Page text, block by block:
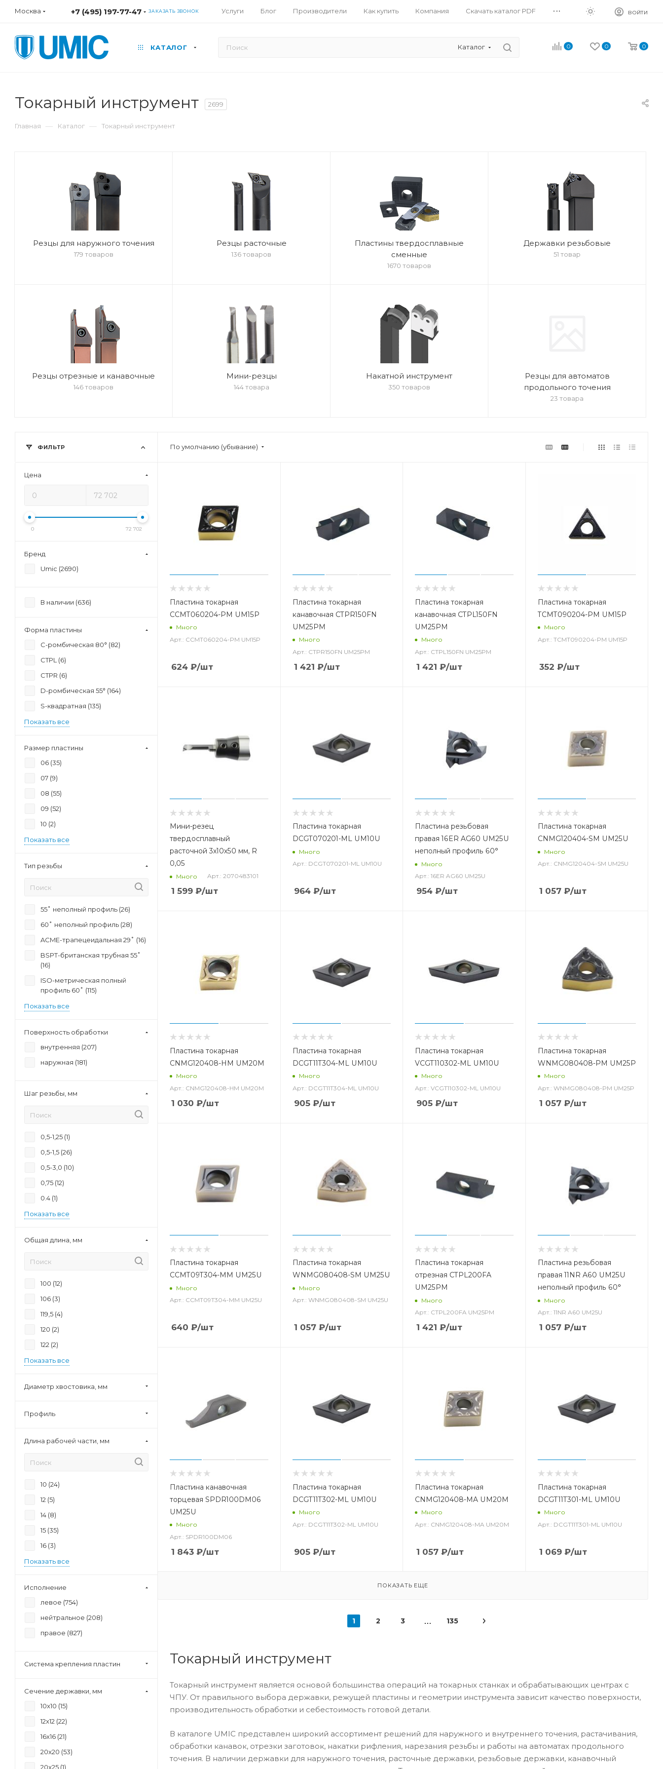
Москва +7 (495) 197-77-47 ЗАКАЗАТЬ ЗВОНОК Услуги Блог Производители Как купить Компания Скачать каталог PDF ... ВОЙТИ
КАТАЛОГ Каталог 0 0 0
Токарный инструмент 2699
Главная — Каталог — Токарный инструмент
Резцы для наружного точения
179 товаров
Резцы расточные
136 товаров
Пластины твердосплавные
сменные
1670 товаров
Державки резьбовые
51 товар
Резцы отрезные и канавочные
146 товаров
Мини-резцы
144 товара
Накатной инструмент
350 товаров
Резцы для автоматов
продольного точения
23 товара
По умолчанию (убывание)
Пластина токарная
CCMT060204-PM UM15P
Много
Арт.: CCMT060204-PM UM15P
624 ₽/шт
Пластина токарная
канавочная CTPR150FN
UM25PM
Много
Арт.: CTPR150FN UM25PM
1 421 ₽/шт
Пластина токарная
канавочная CTPL150FN
UM25PM
Много
Арт.: CTPL150FN UM25PM
1 421 ₽/шт
Пластина токарная
TCMT090204-PM UM15P
Много
Арт.: TCMT090204-PM UM15P
352 ₽/шт
Мини-резец
твердосплавный
расточной 3x10x50 мм, R
0,05
Много Арт.: 2070483101
1 599 ₽/шт
Пластина токарная
DCGT070201-ML UM10U
Много
Арт.: DCGT070201-ML UM10U
964₽/шт
Пластина резьбовая
правая 16ER AG60 UM25U
неполный профиль 60°
Много
Арт.: 16ER AG60 UM25U
954 ₽/шт
Пластина токарная
CNMG120404-SM UM25U
Много
Арт.: CNMG120404-SM UM25U
1 057₽/шт
Пластина токарная
CNMG120408-HM UM20M
Много
Арт.: CNMG120408-HM UM20M
1 030 ₽/шт
Пластина токарная
DCGT11T304-ML UM10U
Много
Арт.: DCGT11T304-ML UM10U
905₽/шт
Пластина токарная
VCGT110302-ML UM10U
Много
Арт.: VCGT110302-ML UM10U
905 ₽/шт
Пластина токарная
WNMG080408-PM UM25P
Много
Арт.: WNMG080408-PM UM25P
1 057₽/шт
Пластина токарная
CCMT09T304-MM UM25U
Много
Арт.: CCMT09T304-MM UM25U
640 ₽/шт
Пластина токарная
WNMG080408-SM UM25U
Много
Арт.: WNMG080408-SM UM25U
1 057₽/шт
Пластина токарная
отрезная CTPL200FA
UM25PM
Много
Арт.: CTPL200FA UM25PM
1 421 ₽/шт
Пластина резьбовая
правая 11NR A60 UM25U
неполный профиль 60°
Много
Арт.: 11NR A60 UM25U
1 057₽/шт
Пластина канавочная
торцевая SPDR100DM06
UM25U
Много
Арт.: SPDR100DM06
1 843 ₽/шт
Пластина токарная
DCGT11T302-ML UM10U
Много
Арт.: DCGT11T302-ML UM10U
905₽/шт
Пластина токарная
CNMG120408-MA UM20M
Много
Арт.: CNMG120408-MA UM20M
1 057 ₽/шт
Пластина токарная
DCGT11T301-ML UM10U
Много
Арт.: DCGT11T301-ML UM10U
1 069₽/шт
ПОКАЗАТЬ ЕЩЕ
1 2 3 135
Токарный инструмент
Токарный инструмент является основой большинства операций на токарных станках и обрабатывающих центрах с
ЧПУ. От правильного выбора державки, режущей пластины и геометрии инструмента зависит качество поверхности,
производительность обработки и себестоимость готовой детали.
В каталоге UMIC представлен широкий ассортимент решений для наружного и внутреннего точения, растачивания,
обработки канавок, отрезки заготовок, накатки рифления, нарезания резьбы и работы на автоматах продольного
точения. В наличии державки для наружного точения, расточные державки, резьбовые державки, канавочный
ФИЛЬТР
Цена
0 72 702
Бренд
Umic (2690)
В наличии (636)
Форма пластины
C-ромбическая 80° (82)
CTPL (6)
CTPR (6)
D-ромбическая 55° (164)
S-квадратная (135)
Показать все
Размер пластины
06 (35)
07 (9)
08 (55)
09 (52)
10 (2)
Показать все
Тип резьбы
55˚ неполный профиль (26)
60˚ неполный профиль (28)
ACME-трапецеидальная 29˚ (16)
BSPT-британская трубная 55˚
(16)
ISO-метрическая полный
профиль 60˚ (115)
Показать все
Поверхность обработки
внутренняя (207)
наружная (181)
Шаг резьбы, мм
0,5-1,25 (1)
0,5-1,5 (26)
0,5-3,0 (10)
0,75 (12)
0.4 (1)
Показать все
Общая длина, мм
100 (12)
106 (3)
119,5 (4)
120 (2)
122 (2)
Показать все
Диаметр хвостовика, мм
Профиль
Длина рабочей части, мм
10 (24)
12 (5)
14 (8)
15 (35)
16 (3)
Показать все
Исполнение
левое (754)
нейтральное (208)
правое (827)
Система крепления пластин
Сечение державки, мм
10x10 (15)
12x12 (22)
16x16 (21)
20x20 (53)
20x25 (1)